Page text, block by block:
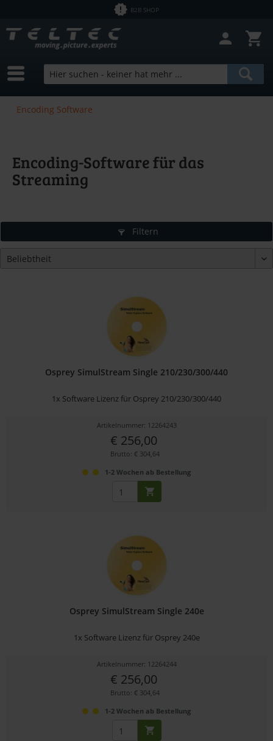
B2B SHOP
Encoding Software
Encoding-Software für das
Streaming
Filtern
Osprey SimulStream Single 210/230/300/440
1x Software Lizenz für Osprey 210/230/300/440
Artikelnummer: 12264243
€ 256,00
Brutto: € 304,64
1-2 Wochen ab Bestellung
Osprey SimulStream Single 240e
1x Software Lizenz für Osprey 240e
Artikelnummer: 12264244
€ 256,00
Brutto: € 304,64
1-2 Wochen ab Bestellung